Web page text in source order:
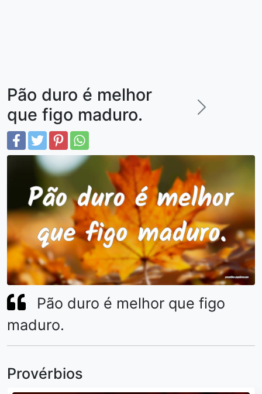
Pão duro é melhor
que figo maduro.
Pão duro é melhor que figo
maduro.
Provérbios